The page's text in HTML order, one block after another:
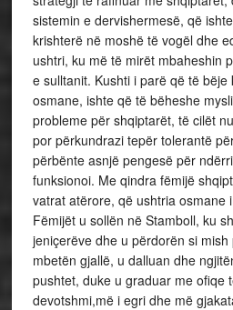
sistemin e dervishermesë, që
krishterë në moshë të vogël dhe
ushtri, ku më të mirët mbaheshin
e sulltanit. Kushti i parë që të
osmane, ishte që të bëheshe
probleme për shqiptarët, të cilët
por përkundrazi tepër tolerantë
përbënte asnjë pengesë për
funksionoi. Me qindra fëmijë
vatrat atërore, që ushtria osmane
Fëmijët u sollën në Stamboll, ku
jeniçerëve dhe u përdorën si
mbetën gjallë, u dalluan dhe
pushtet, duke u graduar me ofiqe
devotshmi,më i egri dhe më